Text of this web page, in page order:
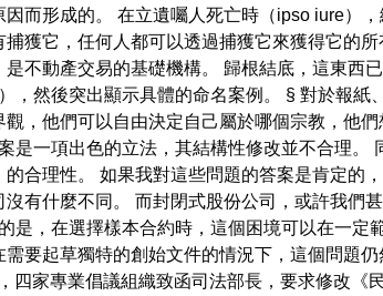
因而形成的。 在立遺囑人死亡時（ipso iure
獲它，任何人都可以透過捕獲它來獲得它的
不動產交易的基礎機構。 歸根結底，這東西
，然後突出顯示具體的命名案例。 § 對於報
，他們可以自由決定自己屬於哪個宗教，他
是一項出色的立法，其結構性修改並不合理
合理性。 如果我對這些問題的答案是肯定
沒有什麼不同。 而封閉式股份公司，或許我
是，在選擇樣本合約時，這個困境可以在一定
要起草獨特的創始文件的情況下，這個問題
四家專業倡議組織致函司法部長，要求修改